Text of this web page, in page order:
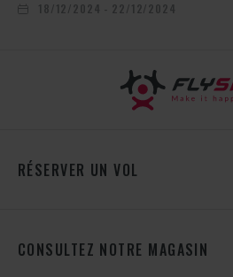
18/12/2024 - 22/12/2024
RÉSERVER UN VOL
CONSULTEZ NOTRE MAGASIN